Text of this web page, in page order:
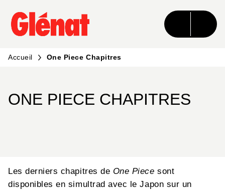
MENU RECHERCHE CONTENU
PIED DE PAGE
Accueil One Piece Chapitres
ONE PIECE CHAPITRES
Les derniers chapitres de One Piece sont
disponibles en simultrad avec le Japon sur un